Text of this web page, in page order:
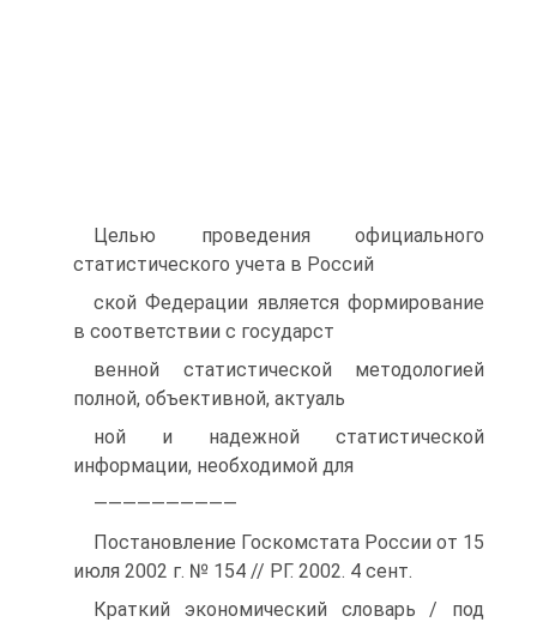
Целью проведения официального
статистического учета в Россий
ской Федерации является формирование
в соответствии с государст
венной статистической методологией
полной, объективной, актуаль
ной и надежной статистической
информации, необходимой для
——————————
Постановление Госкомстата России от 15
июля 2002 г. № 154 // РГ. 2002. 4 сент.
Краткий экономический словарь / под